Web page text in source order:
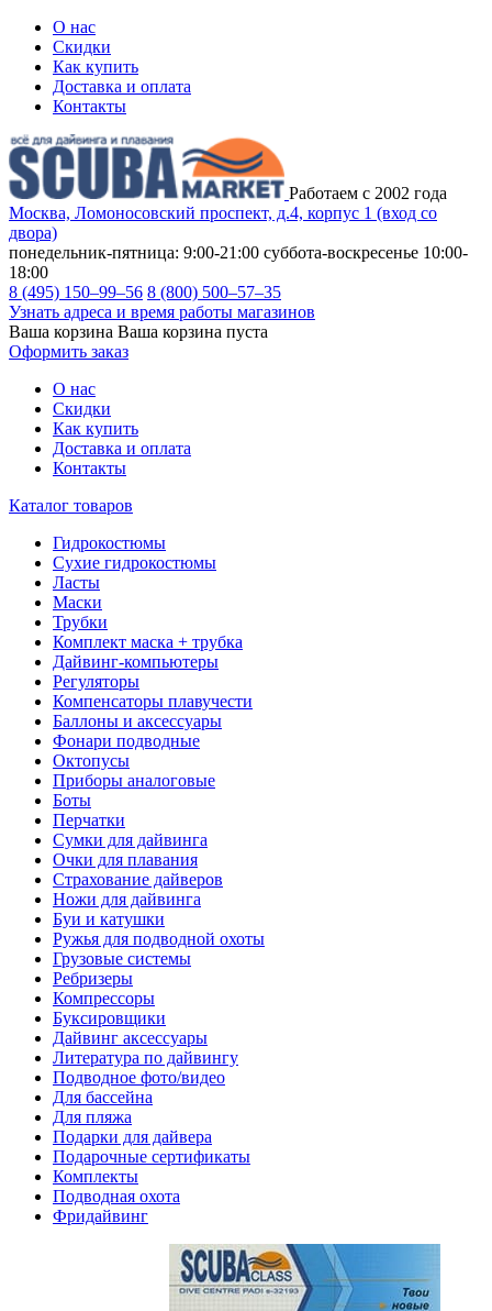
О нас
Скидки
Как купить
Доставка и оплата
Контакты
Работаем с 2002 года
Москва, Ломоносовский проспект, д.4, корпус 1 (вход со
двора)
понедельник-пятница: 9:00-21:00 суббота-воскресенье 10:00-
18:00
8 (495) 150–99–56 8 (800) 500–57–35
Узнать адреса и время работы магазинов
Ваша корзина Ваша корзина пуста
Оформить заказ
О нас
Скидки
Как купить
Доставка и оплата
Контакты
Каталог товаров
Гидрокостюмы
Сухие гидрокостюмы
Ласты
Маски
Трубки
Комплект маска + трубка
Дайвинг-компьютеры
Регуляторы
Компенсаторы плавучести
Баллоны и аксессуары
Фонари подводные
Октопусы
Приборы аналоговые
Боты
Перчатки
Сумки для дайвинга
Очки для плавания
Страхование дайверов
Ножи для дайвинга
Буи и катушки
Ружья для подводной охоты
Грузовые системы
Ребризеры
Компрессоры
Буксировщики
Дайвинг аксессуары
Литература по дайвингу
Подводное фото/видео
Для бассейна
Для пляжа
Подарки для дайвера
Подарочные сертификаты
Комплекты
Подводная охота
Фридайвинг